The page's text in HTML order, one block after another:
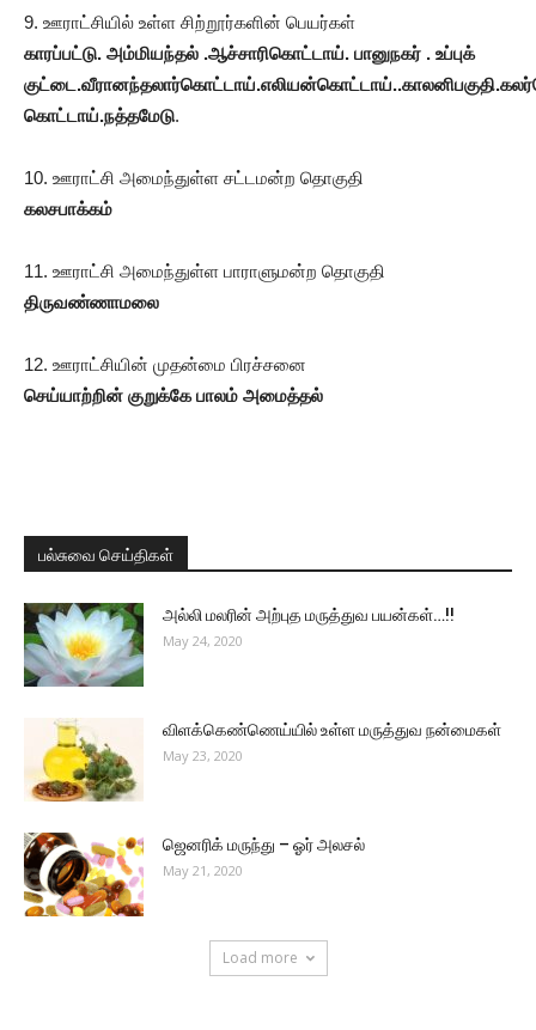
9. ஊராட்சியில் உள்ள சிற்றூர்களின் பெயர்கள்
காரப்பட்டு. அம்மியந்தல் .ஆச்சாரிகொட்டாய். பானுநகர் . உப்புக்
கொட்டாய்.நத்தமேடு.
10. ஊராட்சி அமைந்துள்ள சட்டமன்ற தொகுதி
கலசபாக்கம்
11. ஊராட்சி அமைந்துள்ள பாராளுமன்ற தொகுதி
திருவண்ணாமலை
12. ஊராட்சியின் முதன்மை பிரச்சனை
செய்யாற்றின் குறுக்கே பாலம் அமைத்தல்
பல்சுவை செய்திகள்
அல்லி மலரின் அற்புத மருத்துவ பயன்கள்…!!
May 24, 2020
விளக்கெண்ணெய்யில் உள்ள மருத்துவ நன்மைகள்
May 23, 2020
ஜெனரிக் மருந்து – ஓர் அலசல்
May 21, 2020
Load more